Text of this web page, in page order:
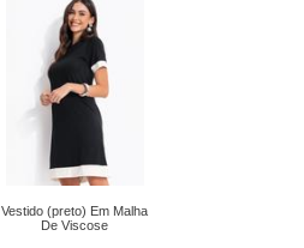
Vestido (preto) Em Malha
De Viscose